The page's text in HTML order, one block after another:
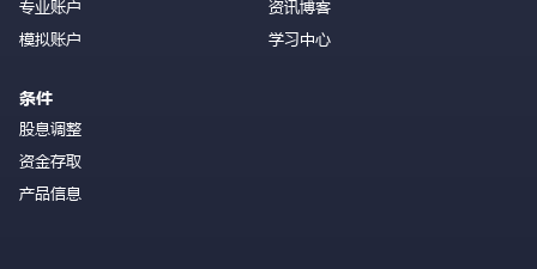
专业账户
模拟账户
条件
股息调整
资金存取
产品信息
资讯博客
学习中心